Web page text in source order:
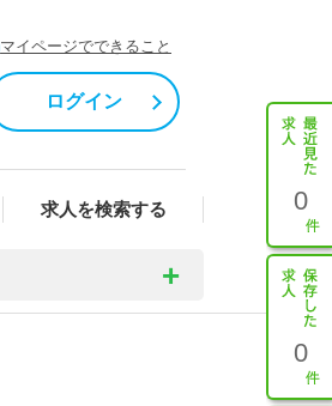
マイページでできること
ログイン
求人を検索する 0
0